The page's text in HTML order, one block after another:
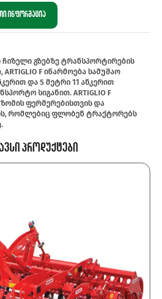
ინფორმაცია
ჩიზელი გზებზე ტრანსპორტირების
F იწარმოება სამუშაო
და 5 მეტრი 11 ანკერით
სიგანით. ARTIGLIO F
ფერმერებისთვის და
რომლებიც ფლობენ ტრაქტორებს
Პროდუქტები